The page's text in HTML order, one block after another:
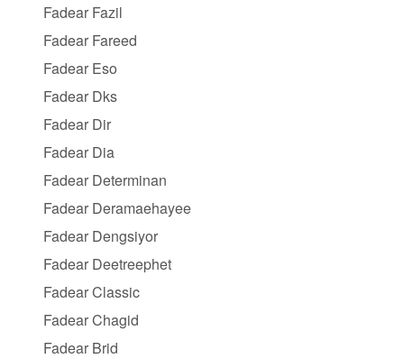
Fadear Fazil
Fadear Fareed
Fadear Eso
Fadear Dks
Fadear Dir
Fadear Dia
Fadear Determinan
Fadear Deramaehayee
Fadear Dengsiyor
Fadear Deetreephet
Fadear Classic
Fadear Chagid
Fadear Brid